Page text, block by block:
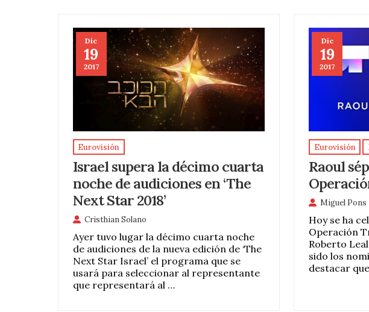
Dic
19
2017
Eurovisión
Israel supera la décimo cuarta
noche de audiciones en ‘The
Next Star 2018’
Cristhian Solano
Ayer tuvo lugar la décimo cuarta noche
de audiciones de la nueva edición de ‘The
Next Star Israel’ el programa que se
usará para seleccionar al representante
que representará al …
Dic
19
2017
Eurovisión
Raoul
Miguel Pons
Hoy se ha
Operación
Roberto
sido los
destacar